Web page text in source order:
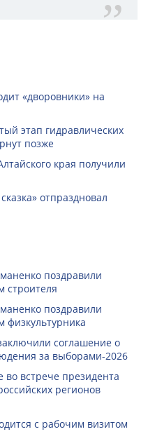
«дворовники» на
этап гидравлических
позже
края получили
отпраздновал
поздравили
строителя
поздравили
физкультурника
соглашение о
за выборами-2026
во встрече президента
регионов
с рабочим визитом